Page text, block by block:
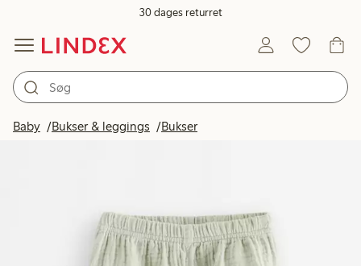
30 dages returret
Baby Bukser & leggings Bukser